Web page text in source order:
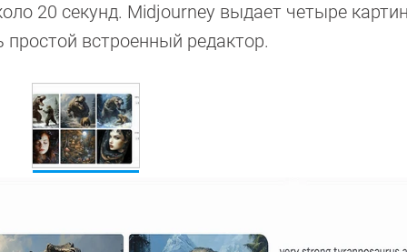
20 секунд. Midjourney выдает четыре
встроенный редактор.